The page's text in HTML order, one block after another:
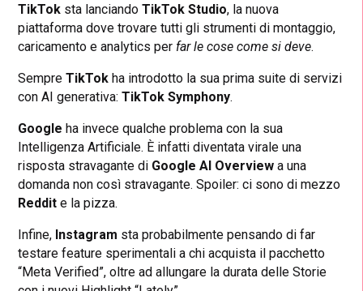
TikTok sta lanciandoTikTok Studio, la nuova
piattaforma dove trovare tutti gli strumenti di montaggio,
caricamento e analytics per far le cose come si deve.
SempreTikTok ha introdotto la sua prima suite di servizi
con AI generativa:TikTok Symphony.
Google ha invece qualche problema con la sua
Intelligenza Artificiale. È infatti diventata virale una
risposta stravagante di Google AI Overview a una
domanda non così stravagante. Spoiler: ci sono di mezzo
Reddit e la pizza.
Infine, Instagram sta probabilmente pensando di far
testare feature sperimentali a chi acquista il pacchetto
“Meta Verified”, oltre ad allungare la durata delle Storie